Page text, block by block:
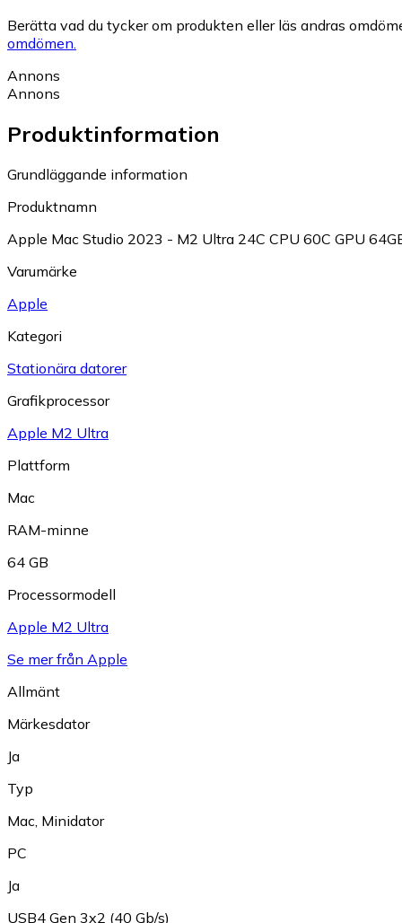
Berätta vad du tycker om produkten eller läs andras
omdömen.
Annons
Annons
Produktinformation
Grundläggande information
Produktnamn
Apple Mac Studio 2023 - M2 Ultra 24C CPU 60C GPU
Varumärke
Apple
Kategori
Stationära datorer
Grafikprocessor
Apple M2 Ultra
Plattform
Mac
RAM-minne
64 GB
Processormodell
Apple M2 Ultra
Se mer från Apple
Allmänt
Märkesdator
Ja
Typ
Mac, Minidator
PC
Ja
USB4 Gen 3x2 (40 Gb/s)